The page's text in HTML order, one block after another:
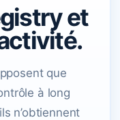
et
que
à long
n’obtiennent